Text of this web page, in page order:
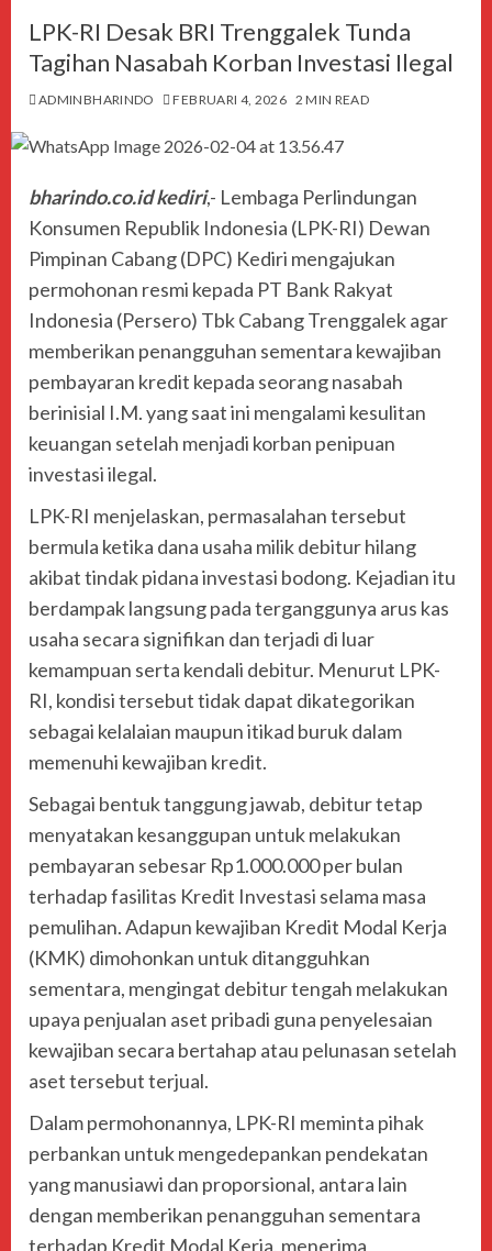
LPK-RI Desak BRI Trenggalek Tunda
Tagihan Nasabah Korban Investasi Ilegal
ADMINBHARINDO FEBRUARI 4, 2026 2 MIN READ
bharindo.co.id kediri,- Lembaga Perlindungan
Konsumen Republik Indonesia (LPK-RI) Dewan
Pimpinan Cabang (DPC) Kediri mengajukan
permohonan resmi kepada PT Bank Rakyat
Indonesia (Persero) Tbk Cabang Trenggalek agar
memberikan penangguhan sementara kewajiban
pembayaran kredit kepada seorang nasabah
berinisial I.M. yang saat ini mengalami kesulitan
keuangan setelah menjadi korban penipuan
investasi ilegal.
LPK-RI menjelaskan, permasalahan tersebut
bermula ketika dana usaha milik debitur hilang
akibat tindak pidana investasi bodong. Kejadian itu
berdampak langsung pada terganggunya arus kas
usaha secara signifikan dan terjadi di luar
kemampuan serta kendali debitur. Menurut LPK-
RI, kondisi tersebut tidak dapat dikategorikan
sebagai kelalaian maupun itikad buruk dalam
memenuhi kewajiban kredit.
Sebagai bentuk tanggung jawab, debitur tetap
menyatakan kesanggupan untuk melakukan
pembayaran sebesar Rp1.000.000 per bulan
terhadap fasilitas Kredit Investasi selama masa
pemulihan. Adapun kewajiban Kredit Modal Kerja
(KMK) dimohonkan untuk ditangguhkan
sementara, mengingat debitur tengah melakukan
upaya penjualan aset pribadi guna penyelesaian
kewajiban secara bertahap atau pelunasan setelah
aset tersebut terjual.
Dalam permohonannya, LPK-RI meminta pihak
perbankan untuk mengedepankan pendekatan
yang manusiawi dan proporsional, antara lain
dengan memberikan penangguhan sementara
terhadap Kredit Modal Kerja, menerima